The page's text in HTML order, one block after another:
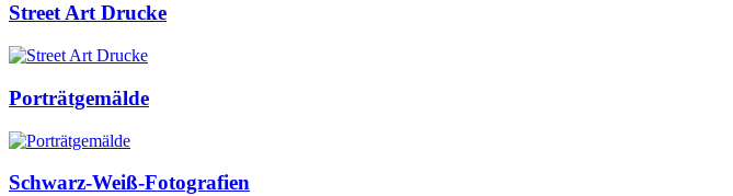
Street Art Drucke
Porträtgemälde
Schwarz-Weiß-Fotografien